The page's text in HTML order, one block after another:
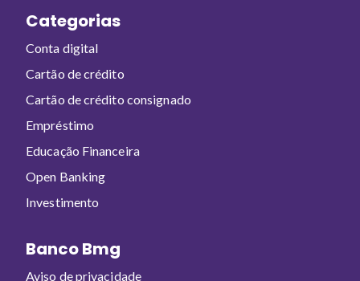
Categorias
Conta digital
Cartão de crédito
Cartão de crédito consignado
Empréstimo
Educação Financeira
Open Banking
Investimento
Banco Bmg
Aviso de privacidade